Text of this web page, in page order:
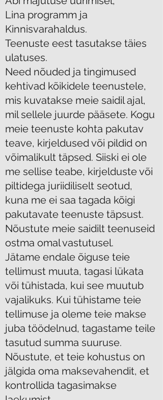
Lina programm ja
Kinnisvarahaldus.
Teenuste eest tasutakse täies
ulatuses.
Need nõuded ja tingimused
kehtivad kõikidele teenustele,
mis kuvatakse meie saidil ajal,
mil sellele juurde pääsete. Kogu
meie teenuste kohta pakutav
teave, kirjeldused või pildid on
võimalikult täpsed. Siiski ei ole
me sellise teabe, kirjelduste või
piltidega juriidiliselt seotud,
kuna me ei saa tagada kõigi
pakutavate teenuste täpsust.
Nõustute meie saidilt teenuseid
ostma omal vastutusel.
Jätame endale õiguse teie
tellimust muuta, tagasi lükata
või tühistada, kui see muutub
vajalikuks. Kui tühistame teie
tellimuse ja oleme teie makse
juba töödelnud, tagastame teile
tasutud summa suuruse.
Nõustute, et teie kohustus on
jälgida oma maksevahendit, et
kontrollida tagasimakse